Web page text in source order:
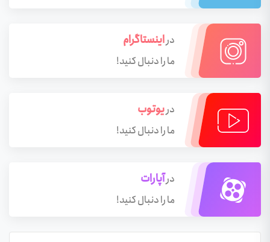
دراینستاگرام
ما را دنبال کنید!
دریوتوب
ما را دنبال کنید!
درآپارات
ما را دنبال کنید!